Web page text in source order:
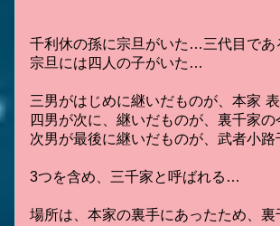
千利休の孫に宗旦がいた…三代目であ
宗旦には四人の子がいた…
三男がはじめに継いだものが、本家
四男が次に、継いだものが、裏千家の
次男が最後に継いだものが、武者小路
3つを含め、三千家と呼ばれる…
場所は、本家の裏手にあったため、裏